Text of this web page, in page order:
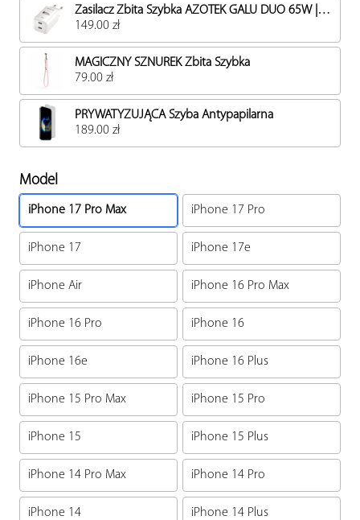
Zasilacz Zbita Szybka AZOTEK GALU DUO 65W | USB-C PD | zestaw szybkiego ładowania
149.00 zł
MAGICZNY SZNUREK Zbita Szybka
79.00 zł
PRYWATYZUJĄCA Szyba Antypapilarna
189.00 zł
Model
iPhone 17 Pro Max iPhone 17 Pro
iPhone 17 iPhone 17e
iPhone Air iPhone 16 Pro Max
iPhone 16 Pro iPhone 16
iPhone 16e iPhone 16 Plus
iPhone 15 Pro Max iPhone 15 Pro
iPhone 15 iPhone 15 Plus
iPhone 14 Pro Max iPhone 14 Pro
iPhone 14 iPhone 14 Plus